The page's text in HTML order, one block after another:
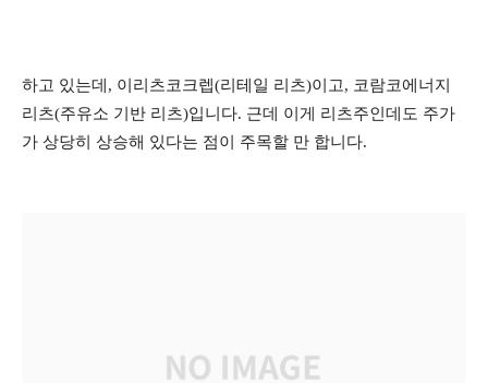
하고 있는데, 이리츠코크렙(리테일 리츠)이고, 코람코에너지
리츠(주유소 기반 리츠)입니다. 근데 이게 리츠주인데도 주가
가 상당히 상승해 있다는 점이 주목할 만 합니다.